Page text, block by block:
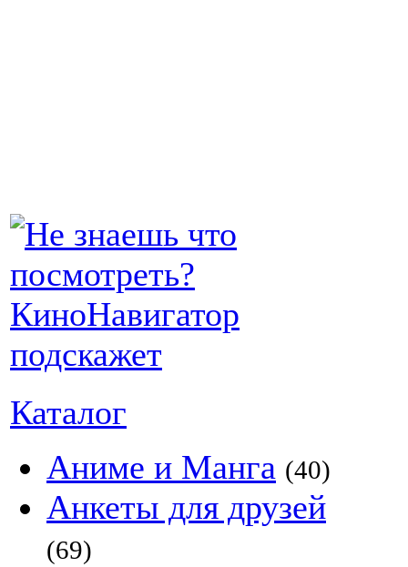
Каталог
Аниме и Манга (40)
Анкеты для друзей
(69)